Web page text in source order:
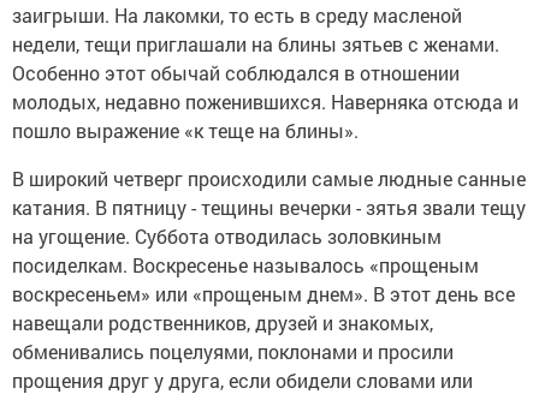
заигрыши. На лакомки, то есть в среду масленой
недели, тещи приглашали на блины зятьев с женами.
Особенно этот обычай соблюдался в отношении
молодых, недавно поженившихся. Наверняка отсюда и
пошло выражение «к теще на блины».
В широкий четверг происходили самые людные санные
катания. В пятницу - тещины вечерки - зятья звали тещу
на угощение. Суббота отводилась золовкиным
посиделкам. Воскресенье называлось «прощеным
воскресеньем» или «прощеным днем». В этот день все
навещали родственников, друзей и знакомых,
обменивались поцелуями, поклонами и просили
прощения друг у друга, если обидели словами или